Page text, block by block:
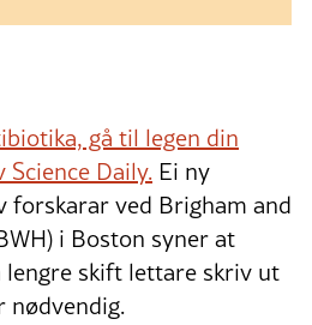
gå til legen din
Science Daily. Ei ny
forskarar ved Brigham and
i Boston syner at
lengre skift lettare skriv ut
nødvendig.